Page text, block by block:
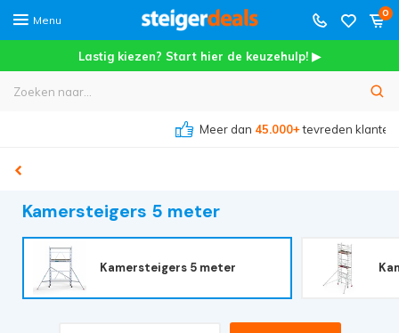
Menu
0
Lastig kiezen? Start hier de keuzehulp! ▶
45.000+tevreden klanten
Kamersteigers 5 meter
Kamersteigers 5 meter